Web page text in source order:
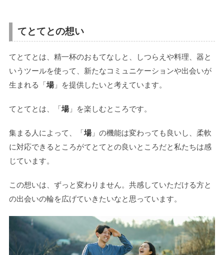
てとてとの想い
てとてとは、精一杯のおもてなしと、しつらえや料理、器と
いうツールを使って、新たなコミュニケーションや出会いが
生まれる「場」を提供したいと考えています。
てとてとは、「場」を楽しむところです。
集まる人によって、「場」の機能は変わっても良いし、柔軟
に対応できるところがてとてとの良いところだと私たちは感
じています。
この想いは、ずっと変わりません。共感していただける方と
の出会いの輪を広げていきたいなと思っています。